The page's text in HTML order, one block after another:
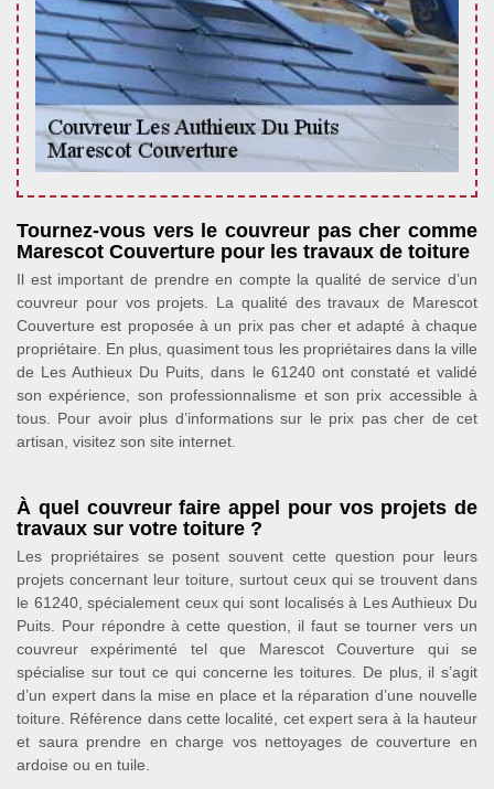
Tournez-vous vers le couvreur pas cher comme
Marescot Couverture pour les travaux de toiture
Il est important de prendre en compte la qualité de service d’un
couvreur pour vos projets. La qualité des travaux de Marescot
Couverture est proposée à un prix pas cher et adapté à chaque
propriétaire. En plus, quasiment tous les propriétaires dans la ville
de Les Authieux Du Puits, dans le 61240 ont constaté et validé
son expérience, son professionnalisme et son prix accessible à
tous. Pour avoir plus d’informations sur le prix pas cher de cet
artisan, visitez son site internet.
À quel couvreur faire appel pour vos projets de
travaux sur votre toiture ?
Les propriétaires se posent souvent cette question pour leurs
projets concernant leur toiture, surtout ceux qui se trouvent dans
le 61240, spécialement ceux qui sont localisés à Les Authieux Du
Puits. Pour répondre à cette question, il faut se tourner vers un
couvreur expérimenté tel que Marescot Couverture qui se
spécialise sur tout ce qui concerne les toitures. De plus, il s’agit
d’un expert dans la mise en place et la réparation d’une nouvelle
toiture. Référence dans cette localité, cet expert sera à la hauteur
et saura prendre en charge vos nettoyages de couverture en
ardoise ou en tuile.